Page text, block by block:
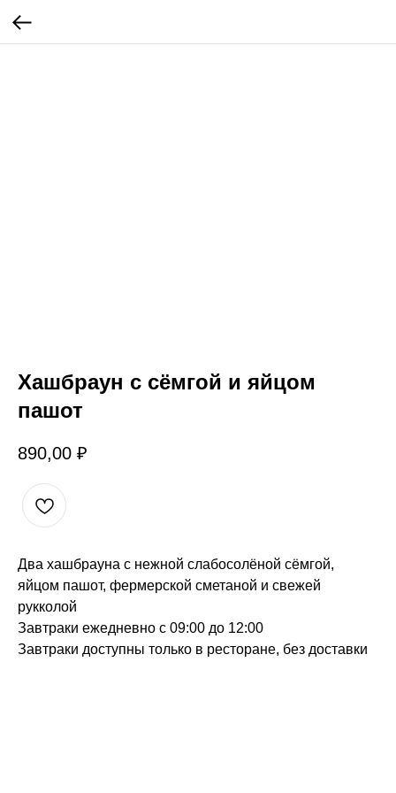
Хашбраун с сёмгой и яйцом
пашот
890,00 ₽
Два хашбрауна с нежной слабосолёной сёмгой,
яйцом пашот, фермерской сметаной и свежей
рукколой
Завтраки ежедневно с 09:00 до 12:00
Завтраки доступны только в ресторане, без доставки